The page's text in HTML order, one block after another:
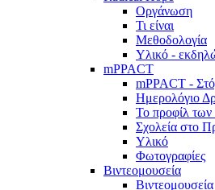
Οργάνωση
Τι είναι
Μεθοδολογία
Υλικό -
mPPACT
mPPACT -
Ημερολόγιο
Το προφίλ των
Σχολεία στο
Υλικό
Φωτογραφίες
Βιντεομουσεία
Βιντεομουσεία